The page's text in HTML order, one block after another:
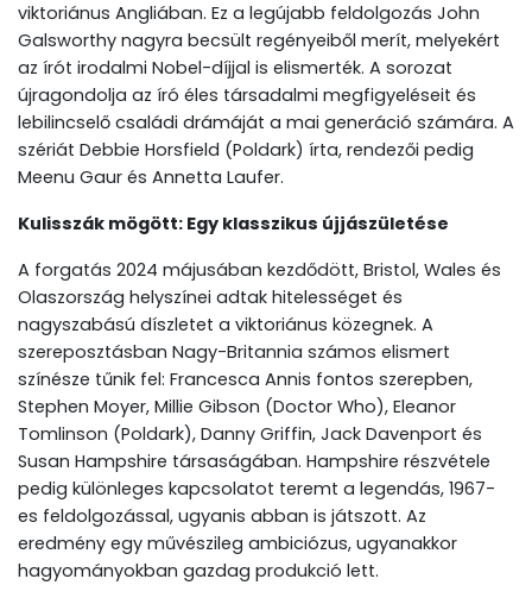
viktoriánus Angliában. Ez a legújabb feldolgozás John
Galsworthy nagyra becsült regényeiből merít, melyekért
az írót irodalmi Nobel-díjjal is elismerték. A sorozat
újragondolja az író éles társadalmi megfigyeléseit és
lebilincselő családi drámáját a mai generáció számára. A
szériát Debbie Horsfield (Poldark) írta, rendezői pedig
Meenu Gaur és Annetta Laufer.
Kulisszák mögött: Egy klasszikus újjászületése
A forgatás 2024 májusában kezdődött, Bristol, Wales és
Olaszország helyszínei adtak hitelességet és
nagyszabású díszletet a viktoriánus közegnek. A
szereposztásban Nagy-Britannia számos elismert
színésze tűnik fel: Francesca Annis fontos szerepben,
Stephen Moyer, Millie Gibson (Doctor Who), Eleanor
Tomlinson (Poldark), Danny Griffin, Jack Davenport és
Susan Hampshire társaságában. Hampshire részvétele
pedig különleges kapcsolatot teremt a legendás, 1967-
es feldolgozással, ugyanis abban is játszott. Az
eredmény egy művészileg ambiciózus, ugyanakkor
hagyományokban gazdag produkció lett.